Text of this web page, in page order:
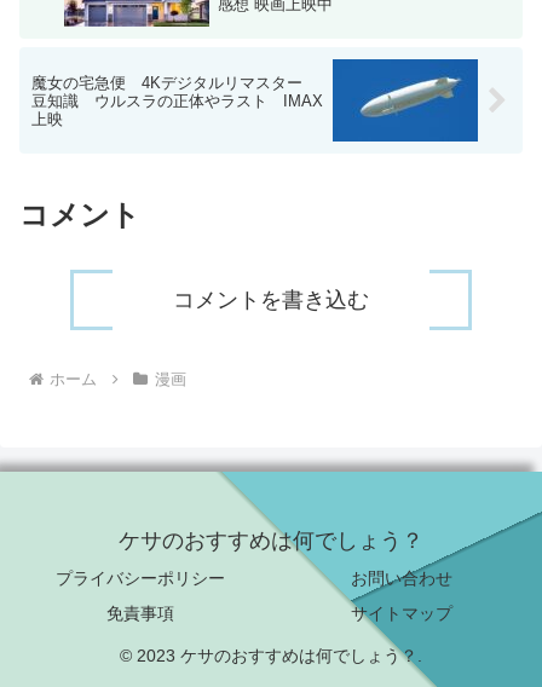
感想 映画上映中
魔女の宅急便 4Kデジタルリマスター
豆知識 ウルスラの正体やラスト IMAX
上映
コメント
コメントを書き込む
ホーム 漫画
ケサのおすすめは何でしょう？
プライバシーポリシー
お問い合わせ
免責事項
サイトマップ
© 2023 ケサのおすすめは何でしょう？.